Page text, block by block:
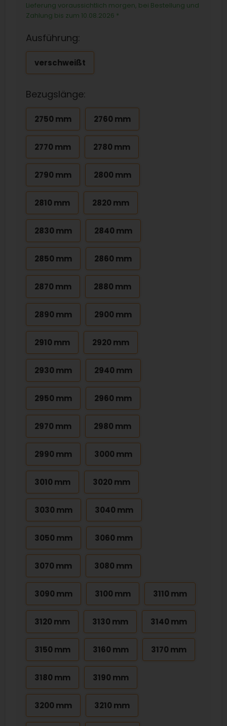
Lieferung voraussichtlich morgen, bei Bestellung und
Zahlung bis zum 10.08.2026 *
Ausführung:
verschweißt
Bezugslänge:
2750 mm 2760 mm
2770 mm 2780 mm
2790 mm 2800 mm
2810 mm 2820 mm
2830 mm 2840 mm
2850 mm 2860 mm
2870 mm 2880 mm
2890 mm 2900 mm
2910 mm 2920 mm
2930 mm 2940 mm
2950 mm 2960 mm
2970 mm 2980 mm
2990 mm 3000 mm
3010 mm 3020 mm
3030 mm 3040 mm
3050 mm 3060 mm
3070 mm 3080 mm
3090 mm 3100 mm 3110 mm
3120 mm 3130 mm 3140 mm
3150 mm 3160 mm 3170 mm
3180 mm 3190 mm
3200 mm 3210 mm